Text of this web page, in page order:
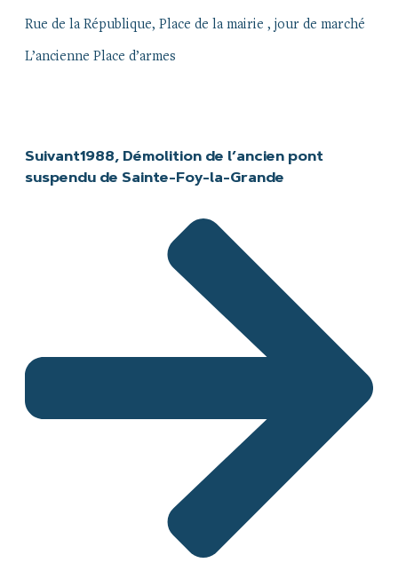
Suivant1988, Démolition de l’ancien pont
suspendu de Sainte-Foy-la-Grande
Rue de la République, Place de la mairie , jour de marché
L’ancienne Place d’armes